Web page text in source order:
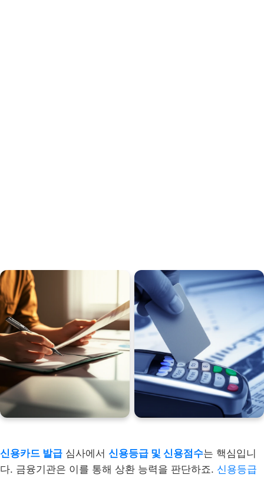
신용카드 발급 심사에서 신용등급 및 신용점수는 핵심입니
다. 금융기관은 이를 통해 상환 능력을 판단하죠. 신용등급